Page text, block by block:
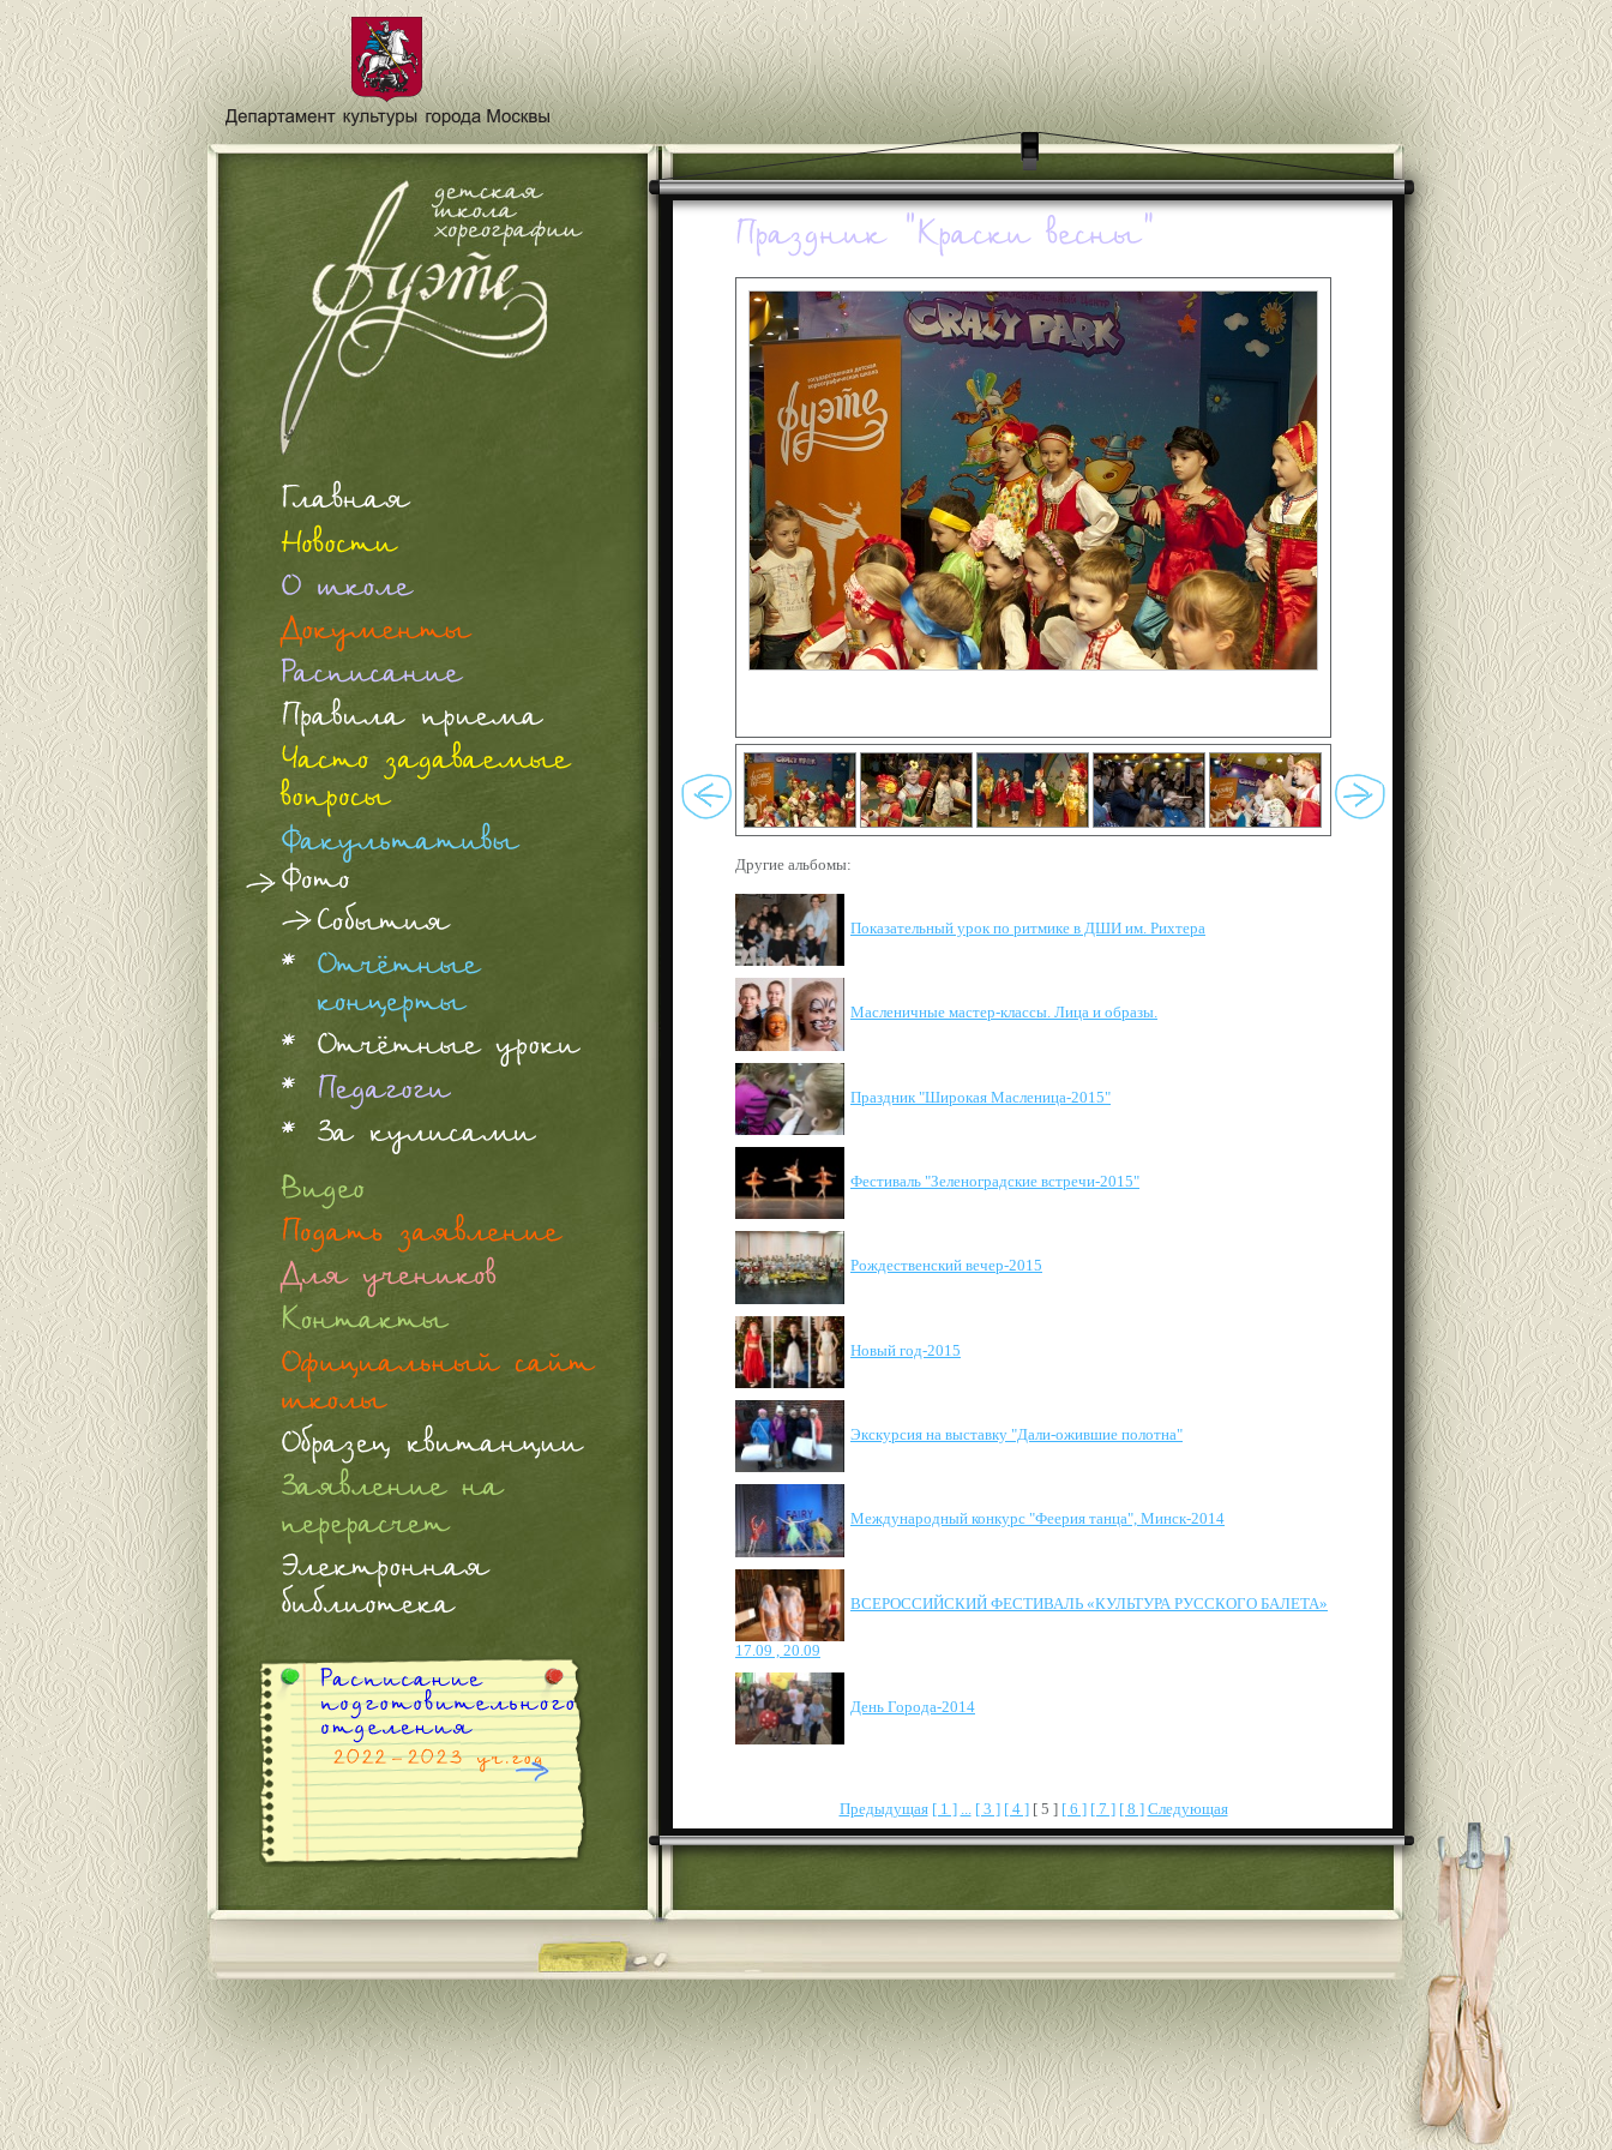
Другие альбомы:
Показательный урок по ритмике в ДШИ им. Рихтера
Масленичные мастер-классы. Лица и образы.
Праздник "Широкая Масленица-2015"
Фестиваль "Зеленоградские встречи-2015"
Рождественский вечер-2015
Новый год-2015
Экскурсия на выставку "Дали-ожившие полотна"
Международный конкурс "Феерия танца", Минск-2014
ВСЕРОССИЙСКИЙ ФЕСТИВАЛЬ «КУЛЬТУРА РУССКОГО БАЛЕТА»
17.09 , 20.09
День Города-2014
Предыдущая [ 1 ] ... [ 3 ] [ 4 ] [ 5 ] [ 6 ] [ 7 ] [ 8 ] Следующая